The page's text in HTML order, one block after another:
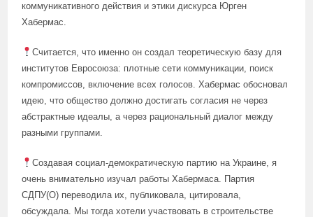
коммуникативного действия и этики дискурса Юрген
Хабермас.
Считается, что именно он создал теоретическую базу для
институтов Евросоюза: плотные сети коммуникации, поиск
компромиссов, включение всех голосов. Хабермас обосновал
идею, что общество должно достигать согласия не через
абстрактные идеалы, а через рациональный диалог между
разными группами.
Создавая социал-демократическую партию на Украине, я
очень внимательно изучал работы Хабермаса. Партия
СДПУ(О) переводила их, публиковала, цитировала,
обсуждала. Мы тогда хотели участвовать в строительстве